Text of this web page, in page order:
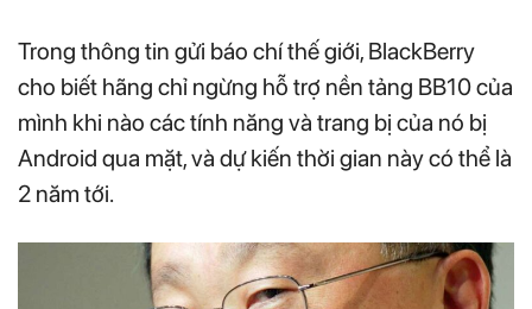
Trong thông tin gửi báo chí thế giới, BlackBerry
cho biết hãng chỉ ngừng hỗ trợ nền tảng BB10 của
mình khi nào các tính năng và trang bị của nó bị
Android qua mặt, và dự kiến thời gian này có thể là
2 năm tới.